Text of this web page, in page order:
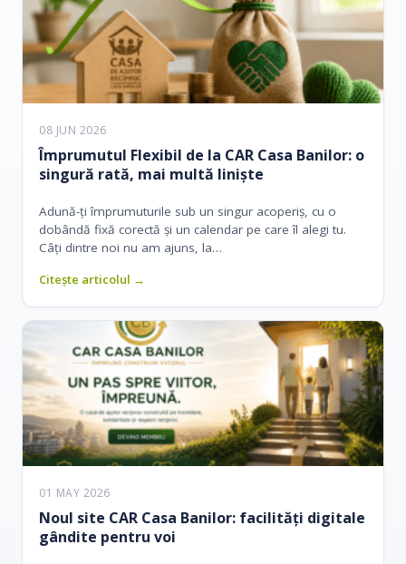
08 JUN 2026
Împrumutul Flexibil de la CAR Casa Banilor: o
singură rată, mai multă liniște
Adună-ți împrumuturile sub un singur acoperiș, cu o
dobândă fixă corectă și un calendar pe care îl alegi tu.
Câți dintre noi nu am ajuns, la…
Citește articolul →
01 MAY 2026
Noul site CAR Casa Banilor: facilități digitale
gândite pentru voi